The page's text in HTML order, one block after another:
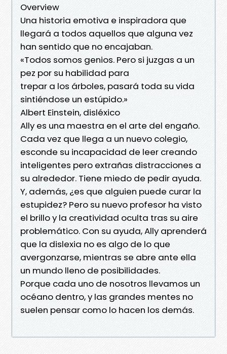
Overview
Una historia emotiva e inspiradora que
llegará a todos aquellos que alguna vez
han sentido que no encajaban.
«Todos somos genios. Pero si juzgas a un
pez por su habilidad para
trepar a los árboles, pasará toda su vida
sintiéndose un estúpido.»
Albert Einstein, disléxico
Ally es una maestra en el arte del engaño.
Cada vez que llega a un nuevo colegio,
esconde su incapacidad de leer creando
inteligentes pero extrañas distracciones a
su alrededor. Tiene miedo de pedir ayuda.
Y, además, ¿es que alguien puede curar la
estupidez? Pero su nuevo profesor ha visto
el brillo y la creatividad oculta tras su aire
problemático. Con su ayuda, Ally aprenderá
que la dislexia no es algo de lo que
avergonzarse, mientras se abre ante ella
un mundo lleno de posibilidades.
Porque cada uno de nosotros llevamos un
océano dentro, y las grandes mentes no
suelen pensar como lo hacen los demás.